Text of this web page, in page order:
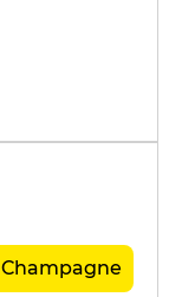
Champagne